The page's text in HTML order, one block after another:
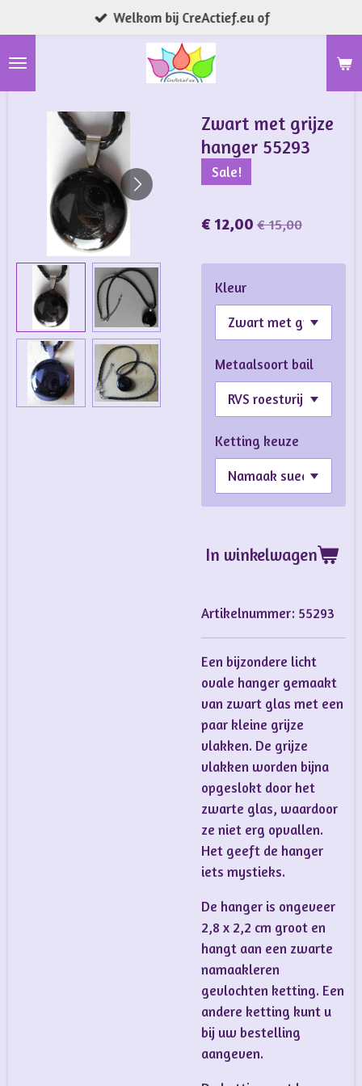
direct
naar
Welkom bij CreActief.eu of
Zwart met grijze
hanger 55293
Sale!
€ 12,00 € 15,00
Kleur
Metaalsoort bail
Ketting keuze
In winkelwagen
Artikelnummer: 55293
Een bijzondere licht
ovale hanger gemaakt
van zwart glas met een
paar kleine grijze
vlakken. De grijze
vlakken worden bijna
opgeslokt door het
zwarte glas, waardoor
ze niet erg opvallen.
Het geeft de hanger
iets mystieks.
De hanger is ongeveer
2,8 x 2,2 cm groot en
hangt aan een zwarte
namaakleren
gevlochten ketting. Een
andere ketting kunt u
bij uw bestelling
aangeven.